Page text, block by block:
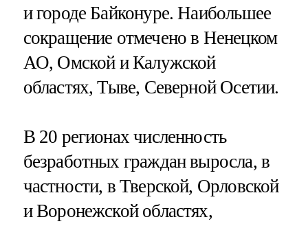
и городе Байконуре. Наибольшее
сокращение отмечено в Ненецком
АО, Омской и Калужской
областях, Тыве, Северной Осетии.
В 20 регионах численность
безработных граждан выросла, в
частности, в Тверской, Орловской
и Воронежской областях,